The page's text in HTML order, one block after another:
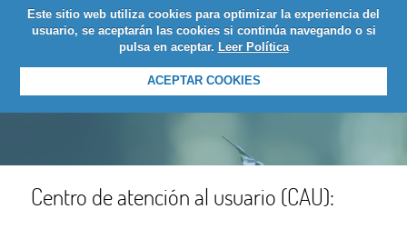
Este sitio web utiliza cookies para optimizar la experiencia del
usuario, se aceptarán las cookies si continúa navegando o si
pulsa en aceptar. Leer Política
ACEPTAR COOKIES
LOGIN
Centro de atención al usuario (CAU):